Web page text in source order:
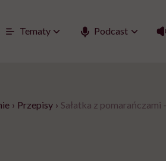
Tematy Podcast
› Przepisy › Sałatka z pomarańczami